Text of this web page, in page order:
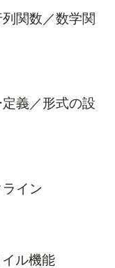
関数／数学関
義／形式の設
イン
ル機能